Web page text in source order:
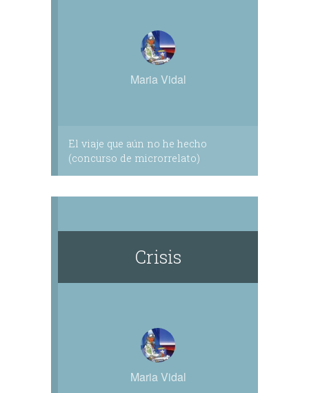
Maria Vidal
El viaje que aún no he hecho
(concurso de microrrelato)
Crisis
Maria Vidal